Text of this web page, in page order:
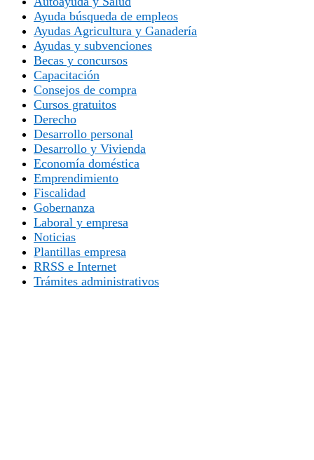
Ayuda búsqueda de empleos
Ayudas Agricultura y Ganadería
Ayudas y subvenciones
Becas y concursos
Capacitación
Consejos de compra
Cursos gratuitos
Derecho
Desarrollo personal
Desarrollo y Vivienda
Economía doméstica
Emprendimiento
Fiscalidad
Gobernanza
Laboral y empresa
Noticias
Plantillas empresa
RRSS e Internet
Trámites administrativos